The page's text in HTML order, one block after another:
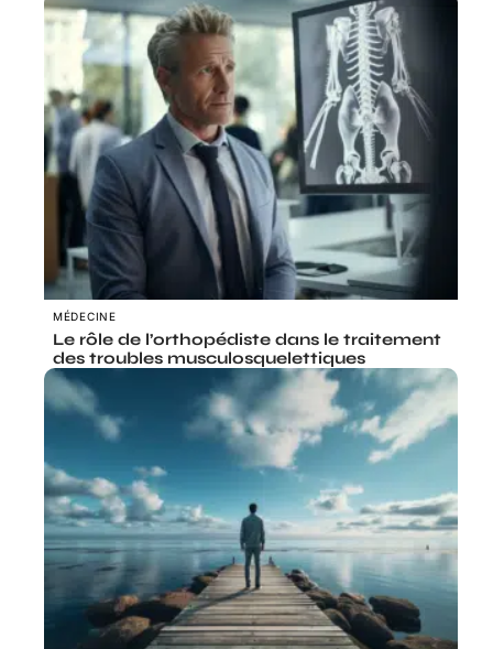
MÉDECINE
Le rôle de l’orthopédiste dans le traitement
des troubles musculosquelettiques